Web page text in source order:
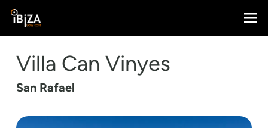
Villa Can Vinyes
San Rafael